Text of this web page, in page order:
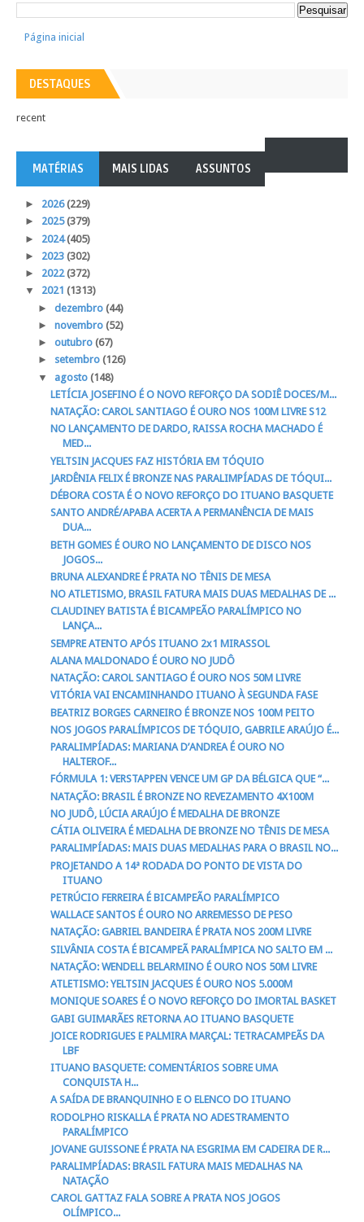
Página inicial
DESTAQUES
recent
MATÉRIAS MAIS LIDAS ASSUNTOS
► 2026(229)
► 2025(379)
► 2024(405)
► 2023 (302)
► 2022(372)
▼ 2021 (1313)
► dezembro (44)
► novembro (52)
► outubro (67)
► setembro (126)
▼ agosto (148)
LETÍCIA JOSEFINO É O NOVO REFORÇO DA SODIÊ DOCES/M...
NATAÇÃO: CAROL SANTIAGO É OURO NOS 100M LIVRE S12
NO LANÇAMENTO DE DARDO, RAISSA ROCHA MACHADO É
MED...
YELTSIN JACQUES FAZ HISTÓRIA EM TÓQUIO
JARDÊNIA FELIX É BRONZE NAS PARALIMPÍADAS DE TÓQUI...
DÉBORA COSTA É O NOVO REFORÇO DO ITUANO BASQUETE
SANTO ANDRÉ/APABA ACERTA A PERMANÊNCIA DE MAIS
DUA...
BETH GOMES É OURO NO LANÇAMENTO DE DISCO NOS
JOGOS...
BRUNA ALEXANDRE É PRATA NO TÊNIS DE MESA
NO ATLETISMO, BRASIL FATURA MAIS DUAS MEDALHAS DE ...
CLAUDINEY BATISTA É BICAMPEÃO PARALÍMPICO NO
LANÇA...
SEMPRE ATENTO APÓS ITUANO 2x1 MIRASSOL
ALANA MALDONADO É OURO NO JUDÔ
NATAÇÃO: CAROL SANTIAGO É OURO NOS 50M LIVRE
VITÓRIA VAI ENCAMINHANDO ITUANO À SEGUNDA FASE
BEATRIZ BORGES CARNEIRO É BRONZE NOS 100M PEITO
NOS JOGOS PARALÍMPICOS DE TÓQUIO, GABRILE ARAÚJO É...
PARALIMPÍADAS: MARIANA D’ANDREA É OURO NO
HALTEROF...
FÓRMULA 1: VERSTAPPEN VENCE UM GP DA BÉLGICA QUE “...
NATAÇÃO: BRASIL É BRONZE NO REVEZAMENTO 4X100M
NO JUDÔ, LÚCIA ARAÚJO É MEDALHA DE BRONZE
CÁTIA OLIVEIRA É MEDALHA DE BRONZE NO TÊNIS DE MESA
PARALIMPÍADAS: MAIS DUAS MEDALHAS PARA O BRASIL NO...
PROJETANDO A 14ª RODADA DO PONTO DE VISTA DO
ITUANO
PETRÚCIO FERREIRA É BICAMPEÃO PARALÍMPICO
WALLACE SANTOS É OURO NO ARREMESSO DE PESO
NATAÇÃO: GABRIEL BANDEIRA É PRATA NOS 200M LIVRE
SILVÂNIA COSTA É BICAMPEÃ PARALÍMPICA NO SALTO EM ...
NATAÇÃO: WENDELL BELARMINO É OURO NOS 50M LIVRE
ATLETISMO: YELTSIN JACQUES É OURO NOS 5.000M
MONIQUE SOARES É O NOVO REFORÇO DO IMORTAL BASKET
GABI GUIMARÃES RETORNA AO ITUANO BASQUETE
JOICE RODRIGUES E PALMIRA MARÇAL: TETRACAMPEÃS DA
LBF
ITUANO BASQUETE: COMENTÁRIOS SOBRE UMA
CONQUISTA H...
A SAÍDA DE BRANQUINHO E O ELENCO DO ITUANO
RODOLPHO RISKALLA É PRATA NO ADESTRAMENTO
PARALÍMPICO
JOVANE GUISSONE É PRATA NA ESGRIMA EM CADEIRA DE R...
PARALIMPÍADAS: BRASIL FATURA MAIS MEDALHAS NA
NATAÇÃO
CAROL GATTAZ FALA SOBRE A PRATA NOS JOGOS
OLÍMPICO...